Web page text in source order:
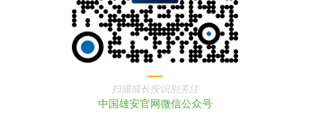
扫描或长按识别关注
中国雄安官网微信公众号